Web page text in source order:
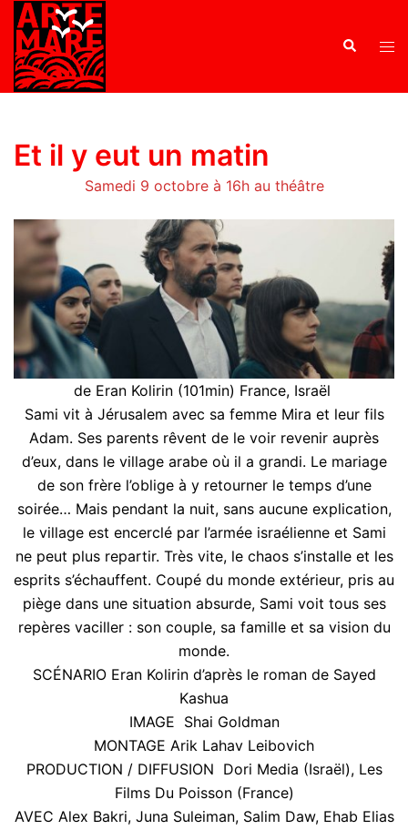
Et il y eut un matin
Samedi 9 octobre à 16h au théâtre
de Eran Kolirin (101min) France, Israël
Sami vit à Jérusalem avec sa femme Mira et leur fils
Adam. Ses parents rêvent de le voir revenir auprès
d’eux, dans le village arabe où il a grandi. Le mariage
de son frère l’oblige à y retourner le temps d’une
soirée… Mais pendant la nuit, sans aucune explication,
le village est encerclé par l’armée israélienne et Sami
ne peut plus repartir. Très vite, le chaos s’installe et les
esprits s’échauffent. Coupé du monde extérieur, pris au
piège dans une situation absurde, Sami voit tous ses
repères vaciller : son couple, sa famille et sa vision du
monde.
SCÉNARIO Eran Kolirin d’après le roman de Sayed
Kashua
IMAGE Shai Goldman
MONTAGE Arik Lahav Leibovich
PRODUCTION / DIFFUSION Dori Media (Israël), Les
Films Du Poisson (France)
AVEC Alex Bakri, Juna Suleiman, Salim Daw, Ehab Elias